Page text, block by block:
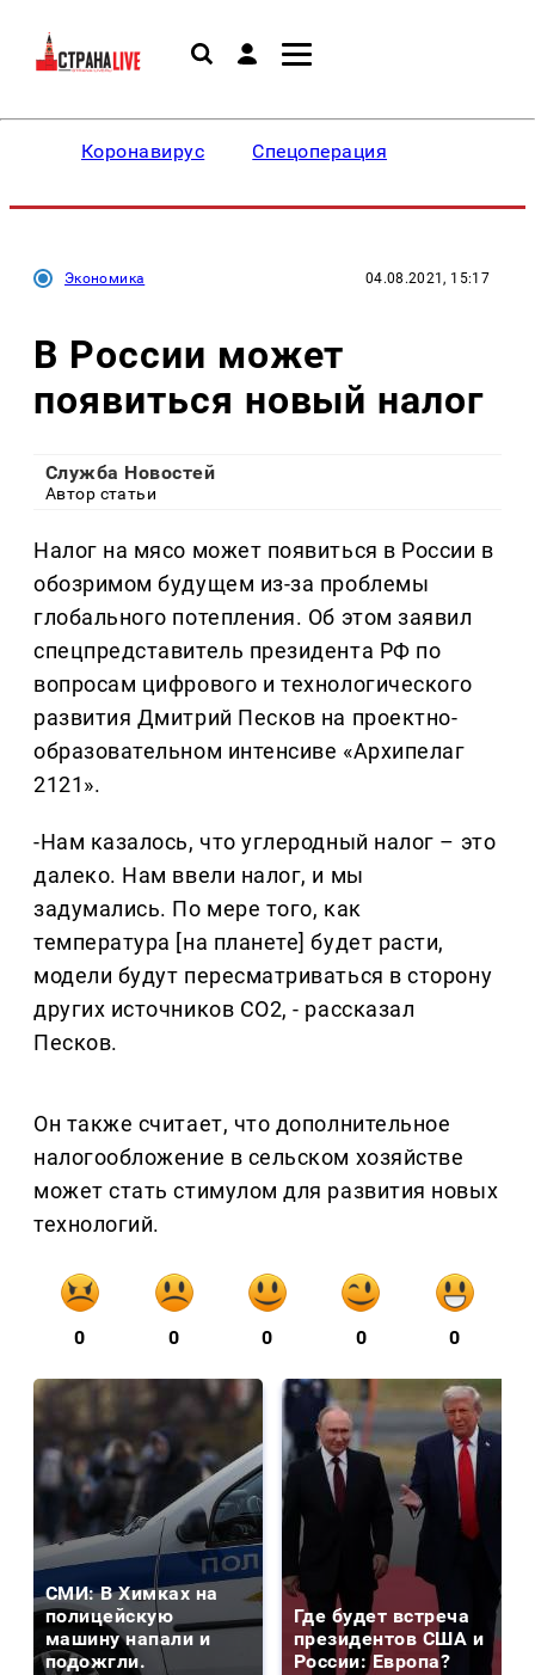
Коронавирус Спецоперация
Экономика 04.08.2021, 15:17
В России может
появиться новый налог
Служба Новостей
Автор статьи
Налог на мясо может появиться в России в
обозримом будущем из-за проблемы
глобального потепления. Об этом заявил
спецпредставитель президента РФ по
вопросам цифрового и технологического
развития Дмитрий Песков на проектно-
образовательном интенсиве «Архипелаг
2121».
-Нам казалось, что углеродный налог – это
далеко. Нам ввели налог, и мы
задумались. По мере того, как
температура [на планете] будет расти,
модели будут пересматриваться в сторону
других источников СО2, - рассказал
Песков.
Он также считает, что дополнительное
налогообложение в сельском хозяйстве
может стать стимулом для развития новых
технологий.
0 0 0 0 0
СМИ: В Химках на
полицейскую
машину напали и
подожгли.
Где будет встреча
президентов США и
России: Европа?